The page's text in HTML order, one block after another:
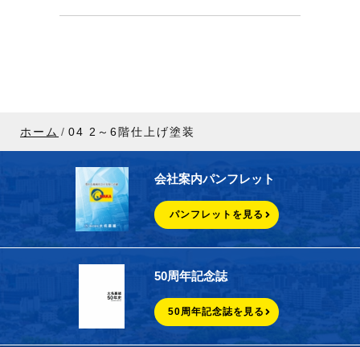
ホーム 04 2～6階仕上げ塗装
会社案内パンフレット
パンフレットを見る
50周年記念誌
50周年記念誌を見る